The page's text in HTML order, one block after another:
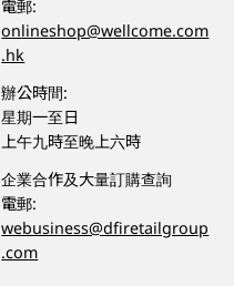
電郵:
onlineshop@wellcome.com
.hk
辦公時間:
星期一至日
上午九時至晚上六時
企業合作及大量訂購查詢
電郵:
webusiness@dfiretailgroup
.com